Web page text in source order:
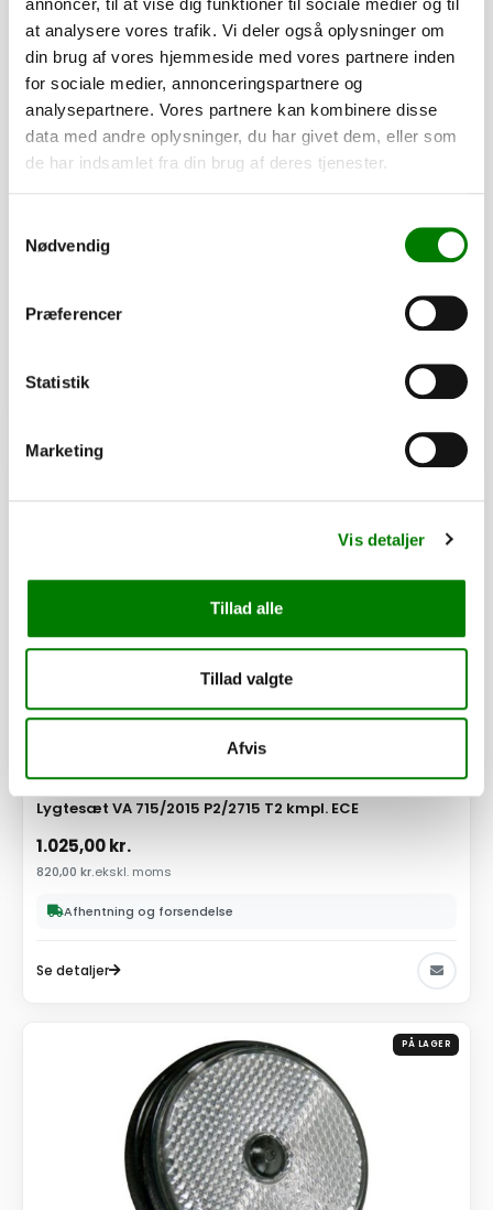
at analysere vores trafik. Vi deler også oplysninger om
din brug af vores hjemmeside med vores partnere inden
for sociale medier, annonceringspartnere og
analysepartnere. Vores partnere kan kombinere disse
data med andre oplysninger, du har givet dem, eller som
de har indsamlet fra din brug af deres tjenester.
Nødvendig
Præferencer
Statistik
Marketing
Vis detaljer
Tillad alle
Tillad valgte
Afvis
Se detaljer
PÅ LAGER
SKU: 30261
Lygtesæt VA 715/2015 P2/2715 T2 kmpl. ECE
1.025,00kr.
820,00 kr.ekskl. moms
Afhentning og forsendelse
Se detaljer
PÅ LAGER